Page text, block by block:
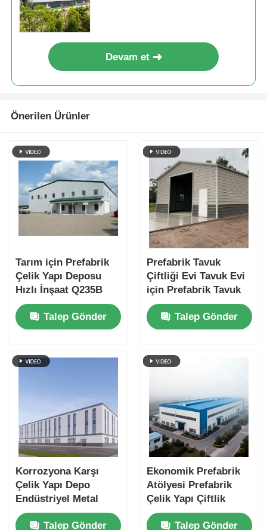
Devam et
Önerilen Ürünler
Tarım için Prefabrik
Çelik Yapı Deposu
Hızlı İnşaat Q235B
Q355B
Talep Gönder
Prefabrik Tavuk
Çiftliği Evi Tavuk Evi
için Prefabrik Tavuk
Çiftliği Çelik Yapı
YapısıTalep Gönder
Korrozyona Karşı
Çelik Yapı Depo
Endüstriyel Metal
Atölyesi Sert Çevre
için Şepel Bina
Talep Gönder
Ekonomik Prefabrik
Atölyesi Prefabrik
Çelik Yapı Çiftlik
Depolama Depo Metal
Bina Talep Gönder